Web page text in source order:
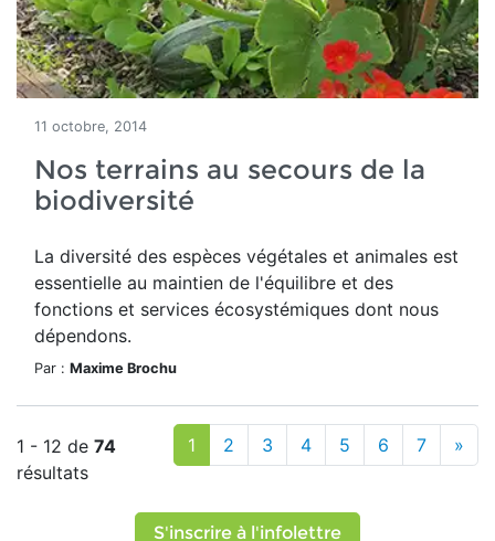
11 octobre, 2014
Nos terrains au secours de la
biodiversité
La diversité des espèces végétales et animales est
essentielle au maintien de l'équilibre et des
fonctions et services écosystémiques dont nous
dépendons.
Par : Maxime Brochu
1 - 12 de 74
résultats
1 2 3 4 5 6 7 »
S'inscrire à l'infolettre